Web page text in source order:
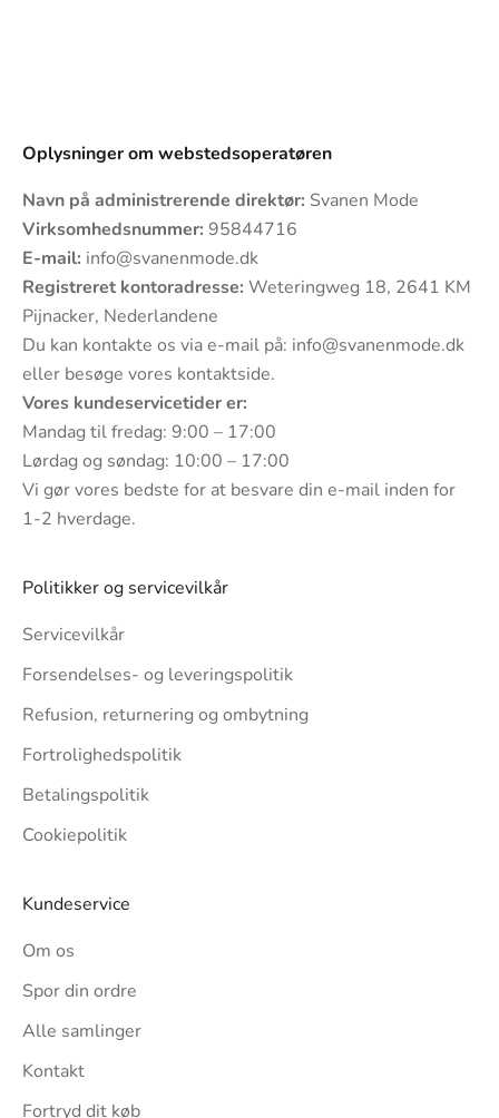
Oplysninger om webstedsoperatøren
Navn på administrerende direktør: Svanen Mode
Virksomhedsnummer: 95844716
E-mail: info@svanenmode.dk
Registreret kontoradresse: Weteringweg 18, 2641 KM
Pijnacker, Nederlandene
Du kan kontakte os via e-mail på: info@svanenmode.dk
eller besøge vores kontaktside.
Vores kundeservicetider er:
Mandag til fredag: 9:00 – 17:00
Lørdag og søndag: 10:00 – 17:00
Vi gør vores bedste for at besvare din e-mail inden for
1-2 hverdage.
Politikker og servicevilkår
Servicevilkår
Forsendelses- og leveringspolitik
Refusion, returnering og ombytning
Fortrolighedspolitik
Betalingspolitik
Cookiepolitik
Kundeservice
Om os
Spor din ordre
Alle samlinger
Kontakt
Fortryd dit køb